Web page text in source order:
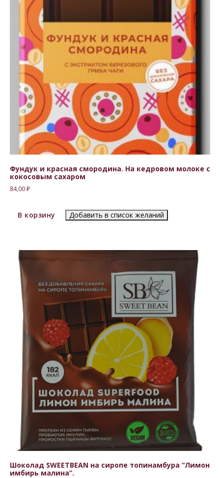
Фундук и красная смородина. На кедровом молоке с
кокосовым сахаром
84,00₽
В корзину Добавить в список желаний
Шоколад SWEETBEAN на сиропе топинамбура “Лимон
имбирь малина”.